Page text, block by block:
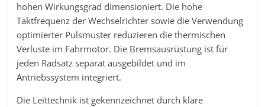
hohen Wirkungsgrad dimensioniert. Die hohe
Taktfrequenz der Wechselrichter sowie die Verwendung
optimierter Pulsmuster reduzieren die thermischen
Verluste im Fahrmotor. Die Bremsausrüstung ist für
jeden Radsatz separat ausgebildet und im
Antriebssystem integriert.
Die Leittechnik ist gekennzeichnet durch klare